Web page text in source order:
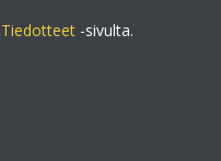
Tiedotteet -sivulta.